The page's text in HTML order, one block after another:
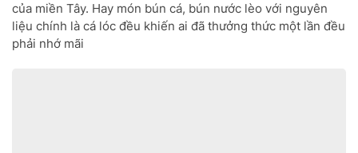
của miền Tây. Hay món bún cá, bún nước lèo với nguyên
liệu chính là cá lóc đều khiến ai đã thưởng thức một lần đều
phải nhớ mãi